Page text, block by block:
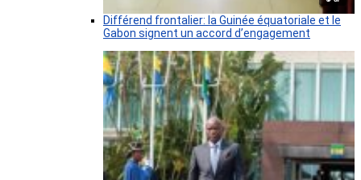
Différend frontalier: la Guinée équatoriale et le
Gabon signent un accord d’engagement